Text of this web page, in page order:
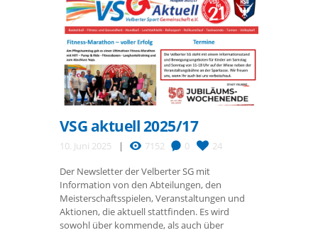
VSG aktuell 2025/17
10. Juni 2025 7152 0 24
Der Newsletter der Velberter SG mit
Information von den Abteilungen, den
Meisterschaftsspielen, Veranstaltungen und
Aktionen, die aktuell stattfinden. Es wird
sowohl über kommende, als auch über